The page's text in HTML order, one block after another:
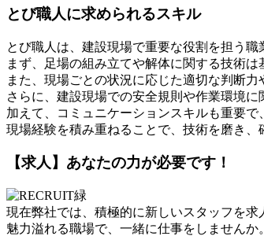
とび職人に求められるスキル
とび職人は、建設現場で重要な役割を担う
まず、足場の組み立てや解体に関する技術
また、現場ごとの状況に応じた適切な判断力
さらに、建設現場での安全規則や作業環境
加えて、コミュニケーションスキルも重要
現場経験を積み重ねることで、技術を磨き、
【求人】あなたの力が必要です！
現在弊社では、積極的に新しいスタッフを求
魅力溢れる職場で、一緒に仕事をしませんか。